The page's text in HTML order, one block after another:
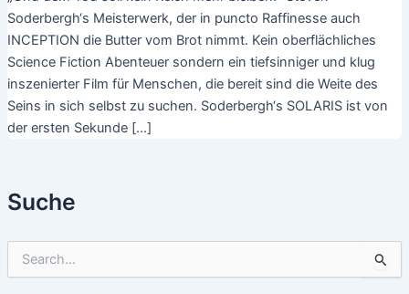
Suche
Soderbergh‘s Meisterwerk, der in puncto Raffinesse auch
INCEPTION die Butter vom Brot nimmt. Kein oberflächliches
Science Fiction Abenteuer sondern ein tiefsinniger und klug
inszenierter Film für Menschen, die bereit sind die Weite des
Seins in sich selbst zu suchen. Soderbergh‘s SOLARIS ist von
der ersten Sekunde […]